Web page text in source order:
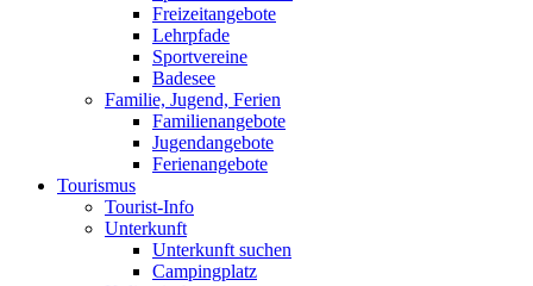
Freizeitangebote
Lehrpfade
Sportvereine
Badesee
Familie, Jugend, Ferien
Familienangebote
Jugendangebote
Ferienangebote
Tourismus
Tourist-Info
Unterkunft
Unterkunft suchen
Campingplatz